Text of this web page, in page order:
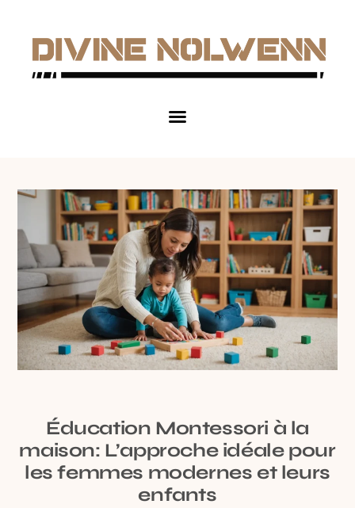
Éducation Montessori à la
maison: L’approche idéale pour
les femmes modernes et leurs
enfants